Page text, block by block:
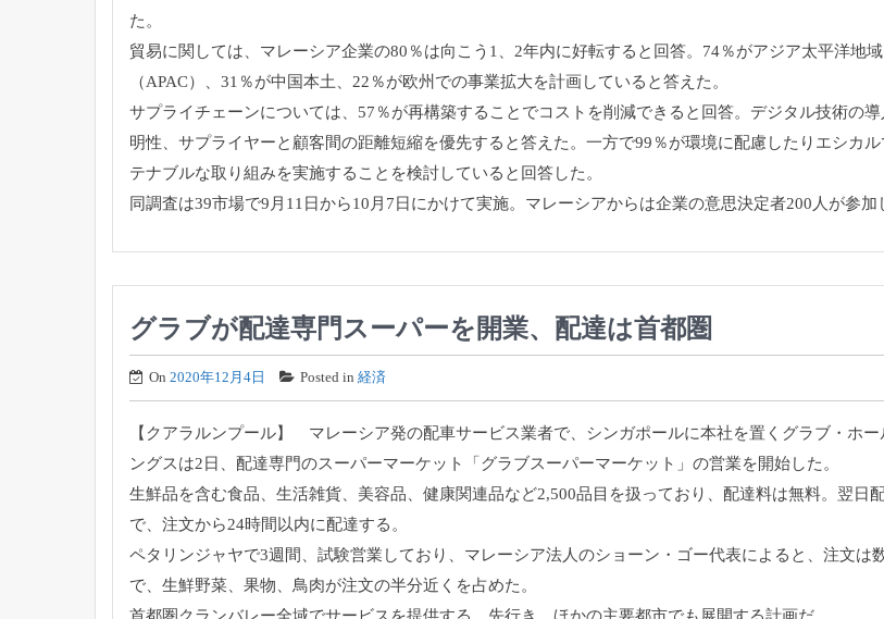
た。
貿易に関しては、マレーシア企業の80％は向こう1、 2年内に好転すると回答。74％がアジア太平洋地域
（APAC）
、31％が中国本土、22％が欧州での事業拡大を計画していると答えた。
サプライチェーンについては、57％が再構築することでコストを削減できると回答。 デジタル技術の導
明性、 サプライヤーと顧客間の距離短縮を優先すると答えた。 一方で99％が環境に配慮したりエシカル
テナブルな取り組みを実施する ことを検討していると回答した。
同調査は39市場で9月11日から10月7日にかけて実施。 マレーシアからは企業の意思決定者200人が参加
グラブが配達専門スーパーを開業、配達は首都圏
On 2020年12月4日 Posted in 経済
【クアラルンプール】 マレーシア発の配車サービス業者で、 シンガポールに本社を置くグラブ・ホー
ングスは2日、 配達専門のスーパーマーケット「グラブスーパーマーケット」 の営業を開始した。
生鮮品を含む食品、生活雑貨、美容品、健康関連品など2,500品目を扱っており、配達料は無料。翌日
で、 注文から24時間以内に配達する。
ペタリンジャヤで3週間、試験営業しており、 マレーシア法人のショーン・ゴー代表によると、注文は
で、 生鮮野菜、果物、鳥肉が注文の半分近くを占めた。
首都圏クランバレー全域でサービスを提供する。先行き、 ほかの主要都市でも展開する計画だ。